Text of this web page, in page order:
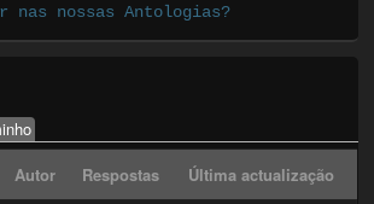
nas nossas Antologias?
Autor Respostas
Última actualização